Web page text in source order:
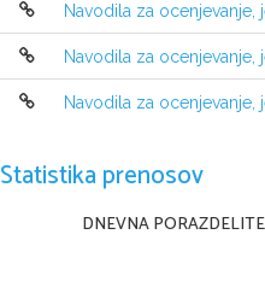
Navodila za ocenjevanje,
Navodila za ocenjevanje,
Navodila za ocenjevanje,
Statistika prenosov
DNEVNA